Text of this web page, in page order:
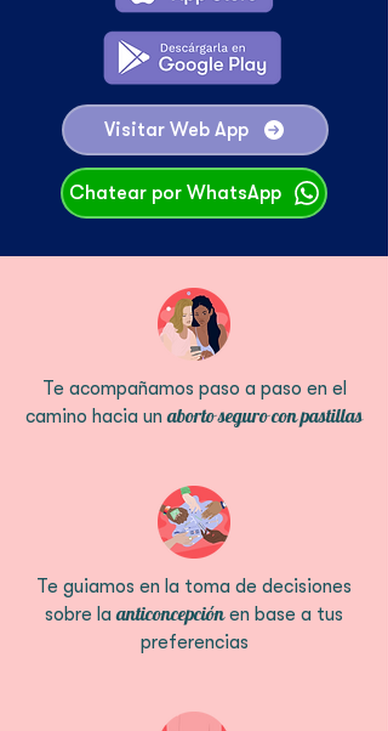
Visitar Web App
Chatear por WhatsApp
Te acompañamos paso a paso en el
camino hacia unaborto seguro con pastillas
Te guiamos en la toma de decisiones
sobre laanticoncepciónen base a tus
preferencias